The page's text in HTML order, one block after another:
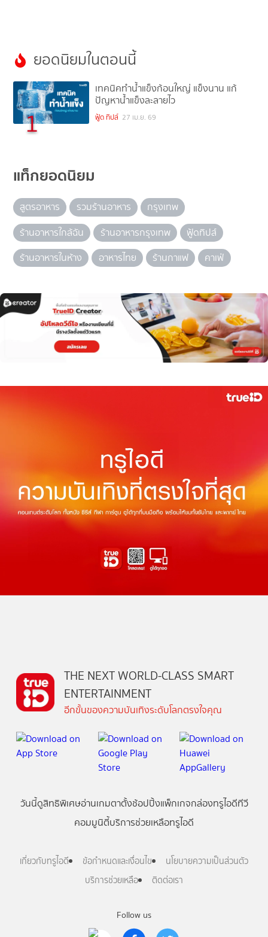
ยอดนิยมในตอนนี้
1
เทคนิคทำน้ำแข็งก้อนใหญ่ แข็งนาน แก้
ปัญหาน้ำแข็งละลายไว
ฟู้ด ทิปส์ 27 เม.ย. 69
แท็กยอดนิยม
สูตรอาหาร รวมร้านอาหาร
กรุงเทพ
ร้านอาหารใกล้ฉัน
ร้านอาหารกรุงเทพ
ฟู้ดทิปส์
ร้านอาหารในห้าง
อาหารไทย ร้านกาแฟ คาเฟ่
Follow us
THE NEXT WORLD-CLASS SMART
ENTERTAINMENT
อีกขั้นของความบันเทิงระดับโลกตรงใจคุณ
วันนี้ดูสิทธิพิเศษอ่านเกมตาตั้งช้อปปิ้งแพ็กเกจกล่องทรูไอดีทีวี
คอมมูนิตี้บริการช่วยเหลือทรูไอดี
เกี่ยวกับทรูไอดี ข้อกำหนดและเงื่อนไข
นโยบายความเป็นส่วนตัว
บริการช่วยเหลือ
ติดต่อเรา